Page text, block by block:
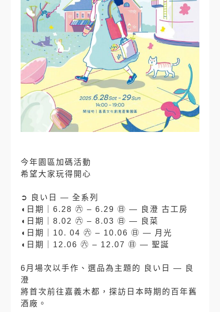
今年園區加碼活動
希望大家玩得開心
➲ 良い日 — 全系列
◖日期｜6.28 ㊅ – 6.29 ㊐ — 良澄 古工房
◖日期｜8.02 ㊅ – 8.03 ㊐ — 良菜
◖日期｜10. 04 ㊅ – 10.06 ㊐ — 月光
◖日期｜12.06 ㊅ – 12.07 ㊐ — 聖誕
6月場次以手作、選品為主題的 良い日 — 良
澄
將首次前往嘉義木都，探訪日本時期的百年舊
酒廠。